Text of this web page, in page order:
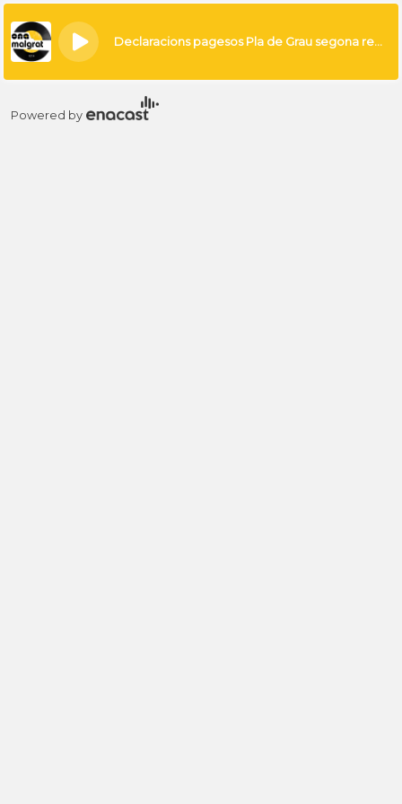
× Declaracions pagesos Pla de Grau segona reunió amb l'Ajuntament
Powered by